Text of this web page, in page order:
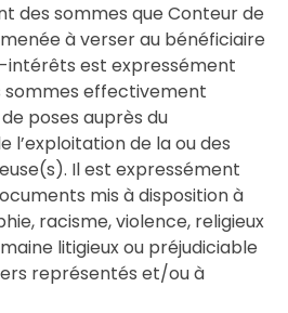
des sommes que Conteur de
à verser au bénéficiaire
est expressément
sommes effectivement
poses auprès du
l’exploitation de la ou des
Il est expressément
mis à disposition à
racisme, violence, religieux
litigieux ou préjudiciable
représentés et/ou à